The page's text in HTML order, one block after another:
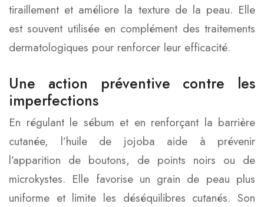
tiraillement et améliore la texture de la peau. Elle
est souvent utilisée en complément des traitements
dermatologiques pour renforcer leur efficacité.
Une action préventive contre les
imperfections
En régulant le sébum et en renforçant la barrière
cutanée, l’huile de jojoba aide à prévenir
l’apparition de boutons, de points noirs ou de
microkystes. Elle favorise un grain de peau plus
uniforme et limite les déséquilibres cutanés. Son